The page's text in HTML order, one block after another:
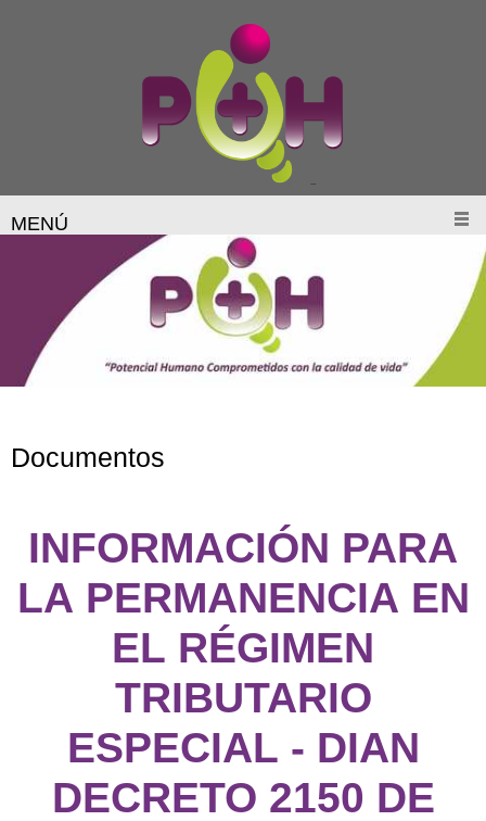
MENÚ
Documentos
INFORMACIÓN PARA
LA PERMANENCIA EN
EL RÉGIMEN
TRIBUTARIO
ESPECIAL - DIAN
DECRETO 2150 DE